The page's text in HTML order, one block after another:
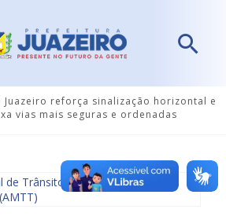
Juazeiro reforça sinalização horizontal e
vias mais seguras e ordenadas
de Trânsito e Transporte e